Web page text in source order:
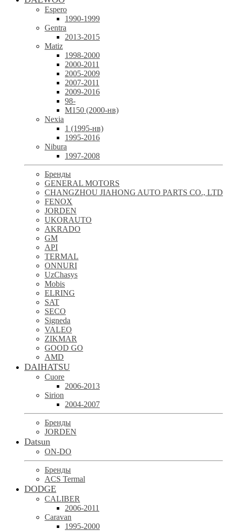
Espero
1990-1999
Gentra
2013-2015
Matiz
1998-2000
2000-2011
2005-2009
2007-2011
2009-2016
98-
М150 (2000-нв)
Nexia
1 (1995-нв)
1995-2016
Nibura
1997-2008
Бренды
GENERAL MOTORS
CHANGZHOU JIAHONG AUTO PARTS CO., LTD
FENOX
JORDEN
UKORAUTO
AKRADO
GM
API
TERMAL
ONNURI
UzChasys
Mobis
ELRING
SAT
SECO
Signeda
VALEO
ZIKMAR
GOOD GO
AMD
DAIHATSU
Cuore
2006-2013
Sirion
2004-2007
Бренды
JORDEN
Datsun
ON-DO
Бренды
ACS Termal
DODGE
CALIBER
2006-2011
Caravan
1995-2000